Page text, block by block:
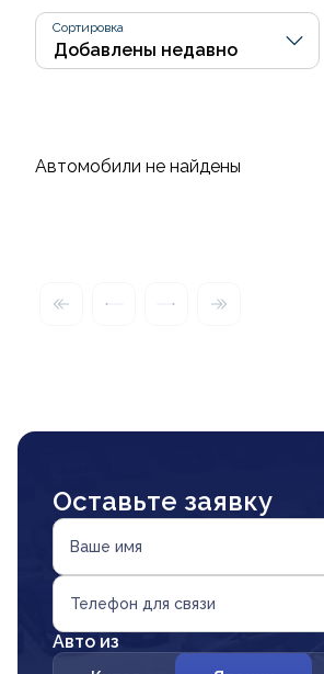
Сортировка
Автомобили не найдены
Оставьте заявку
Ваше имя
Телефон для связи
Авто из